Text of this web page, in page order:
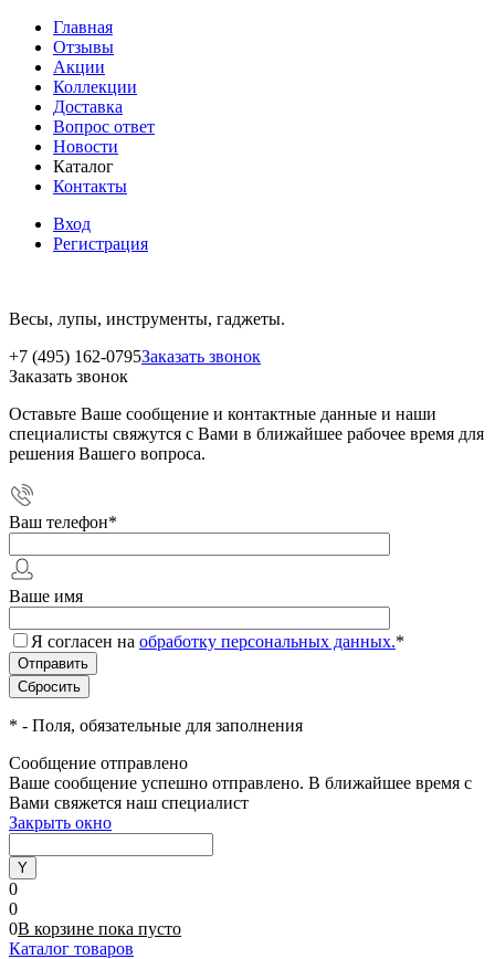
Главная
Отзывы
Акции
Коллекции
Доставка
Вопрос ответ
Новости
Каталог
Контакты
Вход
Регистрация
Весы, лупы, инструменты, гаджеты.
+7 (495) 162-0795Заказать звонок
Заказать звонок
Оставьте Ваше сообщение и контактные данные и наши
специалисты свяжутся с Вами в ближайшее рабочее время для
решения Вашего вопроса.
Ваш телефон*
Ваше имя
Я согласен на обработку персональных данных.*
* - Поля, обязательные для заполнения
Сообщение отправлено
Ваше сообщение успешно отправлено. В ближайшее время с
Вами свяжется наш специалист
Закрыть окно
0
0
0В корзине пока пусто
Каталог товаров